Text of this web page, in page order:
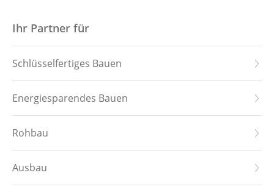
Hauskollektion
Downloads
Leistungen
Referenzen
Über uns
Ihr Partner für
Schlüsselfertiges Bauen
Energiesparendes Bauen
Rohbau
Ausbau